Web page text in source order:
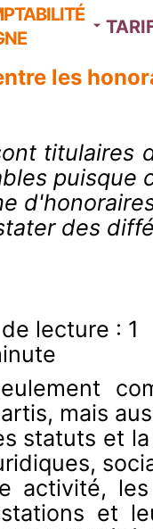
les
puisque
des
lecture : 1
mais
statuts et
activité,
et